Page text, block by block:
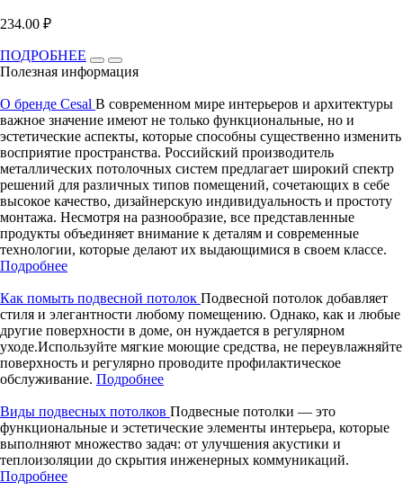
234.00 ₽
ПОДРОБНЕЕ
Полезная информация
О бренде Cesal В современном мире интерьеров и архитектуры
важное значение имеют не только функциональные, но и
эстетические аспекты, которые способны существенно изменить
восприятие пространства. Российский производитель
металлических потолочных систем предлагает широкий спектр
решений для различных типов помещений, сочетающих в себе
высокое качество, дизайнерскую индивидуальность и простоту
монтажа. Несмотря на разнообразие, все представленные
продукты объединяет внимание к деталям и современные
технологии, которые делают их выдающимися в своем классе.
Подробнее
Как помыть подвесной потолок Подвесной потолок добавляет
стиля и элегантности любому помещению. Однако, как и любые
другие поверхности в доме, он нуждается в регулярном
уходе.Используйте мягкие моющие средства, не переувлажняйте
поверхность и регулярно проводите профилактическое
обслуживание. Подробнее
Виды подвесных потолков Подвесные потолки — это
функциональные и эстетические элементы интерьера, которые
выполняют множество задач: от улучшения акустики и
теплоизоляции до скрытия инженерных коммуникаций.
Подробнее